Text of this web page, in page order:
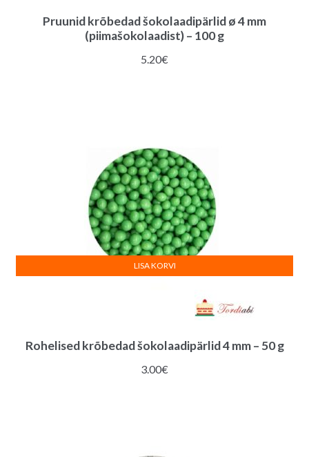
Pruunid krõbedad šokolaadipärlid ø 4 mm
(piimašokolaadist) – 100 g
5.20€
Rohelised krõbedad šokolaadipärlid 4 mm – 50 g
3.00€
LISA KORVI